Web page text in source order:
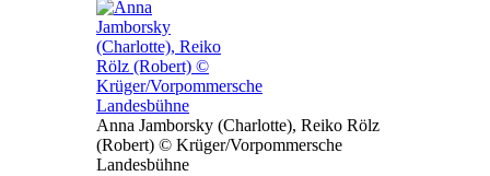
Anna Jamborsky (Charlotte), Reiko Rölz
(Robert) © Krüger/Vorpommersche
Landesbühne